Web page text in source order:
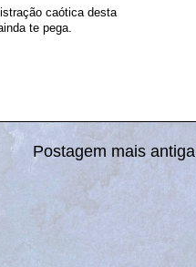
caótica desta
te pega.
Postagem mais antiga